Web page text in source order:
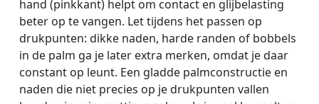
hand (pinkkant) helpt om contact en glijbelasting
beter op te vangen. Let tijdens het passen op
drukpunten: dikke naden, harde randen of bobbels
in de palm ga je later extra merken, omdat je daar
constant op leunt. Een gladde palmconstructie en
naden die niet precies op je drukpunten vallen